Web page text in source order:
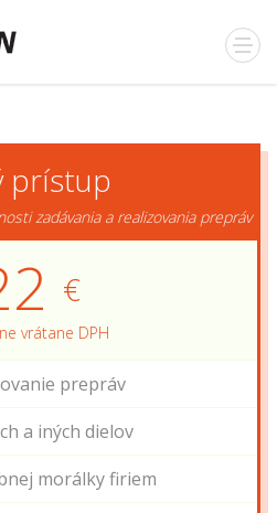
prístup
zadávania a realizovania prepráv
€
vrátane DPH
prepráv
a iných dielov
morálky firiem